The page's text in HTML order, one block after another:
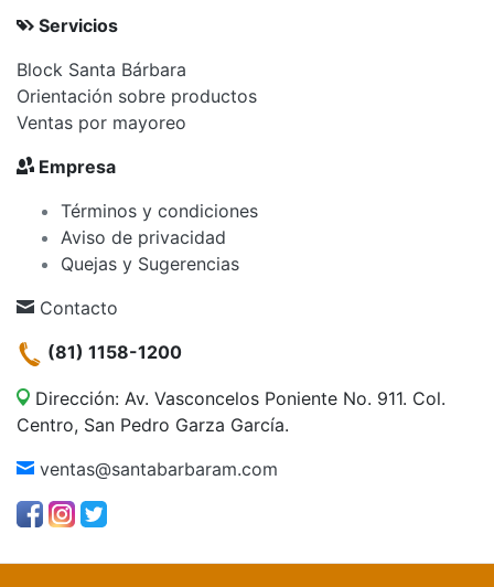
Servicios
Block Santa Bárbara
Orientación sobre productos
Ventas por mayoreo
Empresa
Términos y condiciones
Aviso de privacidad
Quejas y Sugerencias
Contacto
(81) 1158-1200
Dirección: Av. Vasconcelos Poniente No. 911. Col.
Centro, San Pedro Garza García.
ventas@santabarbaram.com